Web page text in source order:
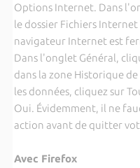
Options Internet. Dans
le dossier Fichiers
navigateur Internet est
Dans l'onglet Général,
dans la zone Historique
les données, cliquez sur
Oui. Évidemment, il ne
action avant de quitter
Avec Firefox